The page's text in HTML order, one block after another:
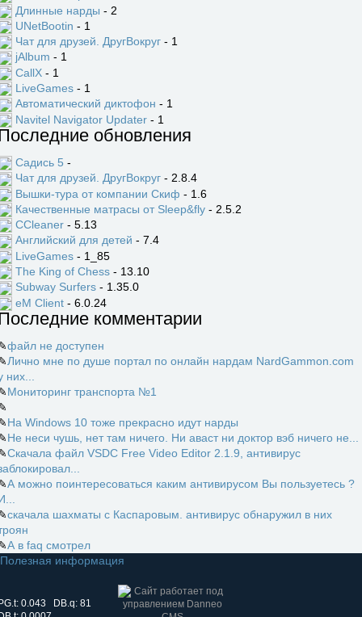
Длинные нарды - 2
UNetBootin - 1
Чат для друзей. ДругВокруг - 1
jAlbum - 1
CallX - 1
LiveGames - 1
Автоматический диктофон - 1
Navitel Navigator Updater - 1
обновления
Садись 5 -
Чат для друзей. ДругВокруг - 2.8.4
Вышки-тура от компании Скиф - 1.6
Качественные матрасы от Sleep&fly - 2.5.2
CCleaner - 5.13
Английский для детей - 7.4
LiveGames - 1_85
The King of Chess - 13.10
Subway Surfers - 1.35.0
eM Client - 6.0.24
комментарии
файл не доступен
Лично мне по душе портал по онлайн нардам NardGammon.com
них...
Мониторинг транспорта №1
На Windows 10 тоже прекрасно идут нарды
Не неси чушь, нет там ничего. Ни аваст ни доктор вэб ничего не...
Скачала файл VSDC Free Video Editor 2.1.9, антивирус
А можно поинтересоваться каким антивирусом Вы пользуетесь ?
скачала шахматы с Каспаровым. антивирус обнаружил в них
А в faq смотрел
Полезная информация
0.043 DB.q: 81